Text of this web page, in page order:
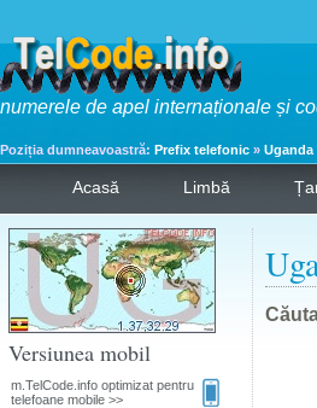
numerele de apel internaționale și
Poziția dumneavoastră: Prefix telefonic » Uganda
Acasă Limbă
Versiunea mobil
m.TelCode.info optimizat pentru
telefoane mobile >>